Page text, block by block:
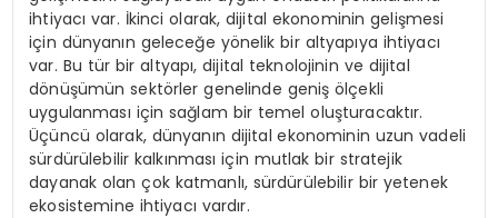
ihtiyacı var. İkinci olarak, dijital ekonominin gelişmesi
için dünyanın geleceğe yönelik bir altyapıya ihtiyacı
var. Bu tür bir altyapı, dijital teknolojinin ve dijital
dönüşümün sektörler genelinde geniş ölçekli
uygulanması için sağlam bir temel oluşturacaktır.
Üçüncü olarak, dünyanın dijital ekonominin uzun vadeli
sürdürülebilir kalkınması için mutlak bir stratejik
dayanak olan çok katmanlı, sürdürülebilir bir yetenek
ekosistemine ihtiyacı vardır.